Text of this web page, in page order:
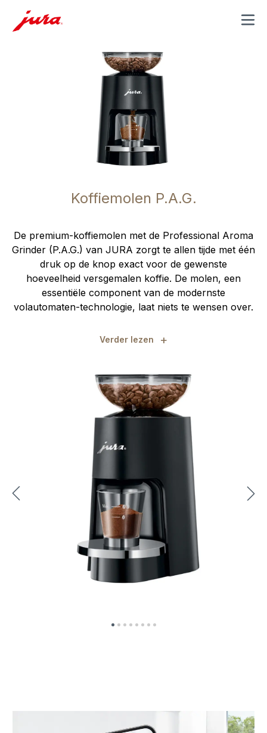
MENU
Koffiemolen P.A.G.
De premium-koffiemolen met de Professional Aroma
Grinder (P.A.G.) van JURA zorgt te allen tijde met één
druk op de knop exact voor de gewenste
hoeveelheid versgemalen koffie. De molen, een
essentiële component van de modernste
volautomaten-technologie, laat niets te wensen over.
Verder lezen +